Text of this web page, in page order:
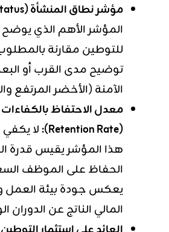
مؤشر نطاق المنشأة (Nitaqat Status):
المؤشر الأهم الذي يوضح
للتوطين مقارنة
توضيح مدى القرب أو
الآمنة (الأخضر المرتفع
معدل الاحتفاظ بالكفاءات
(Retention Rate):
لا
هذا المؤشر يقيس قدرة
الحفاظ على الموظف
يعكس جودة بيئة العمل
المالي الناتج عن الدوران